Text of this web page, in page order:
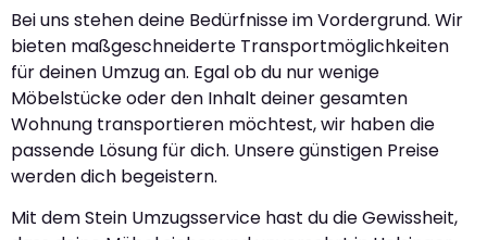
Bei uns stehen deine Bedürfnisse im Vordergrund. Wir
bieten maßgeschneiderte Transportmöglichkeiten
für deinen Umzug an. Egal ob du nur wenige
Möbelstücke oder den Inhalt deiner gesamten
Wohnung transportieren möchtest, wir haben die
passende Lösung für dich. Unsere günstigen Preise
werden dich begeistern.
Mit dem Stein Umzugsservice hast du die Gewissheit,